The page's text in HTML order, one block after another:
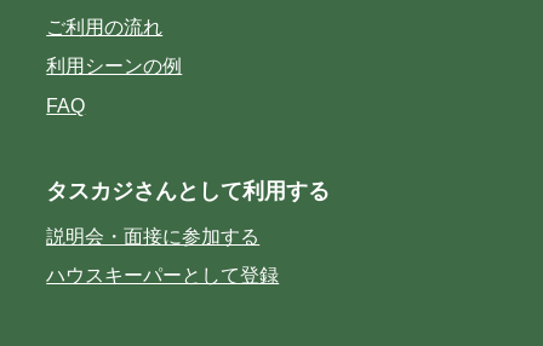
ご利用の流れ
利用シーンの例
FAQ
タスカジさんとして利用する
説明会・面接に参加する
ハウスキーパーとして登録